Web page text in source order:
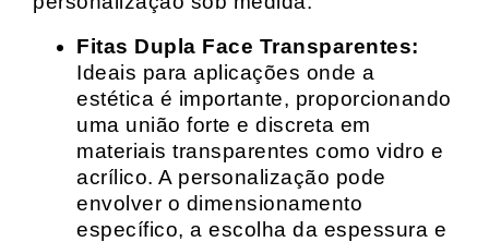
Fitas Dupla Face Transparentes:
Ideais para aplicações onde a
estética é importante, proporcionando
uma união forte e discreta em
materiais transparentes como vidro e
acrílico. A personalização pode
envolver o dimensionamento
específico, a escolha da espessura e